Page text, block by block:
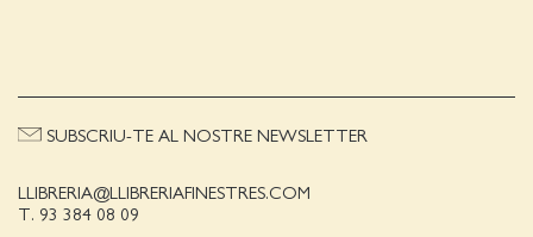
LLIBRERIA@LLIBRERIAFINESTRES.COM
T. 93 384 08 09
SUBSCRIU-TE AL NOSTRE NEWSLETTER